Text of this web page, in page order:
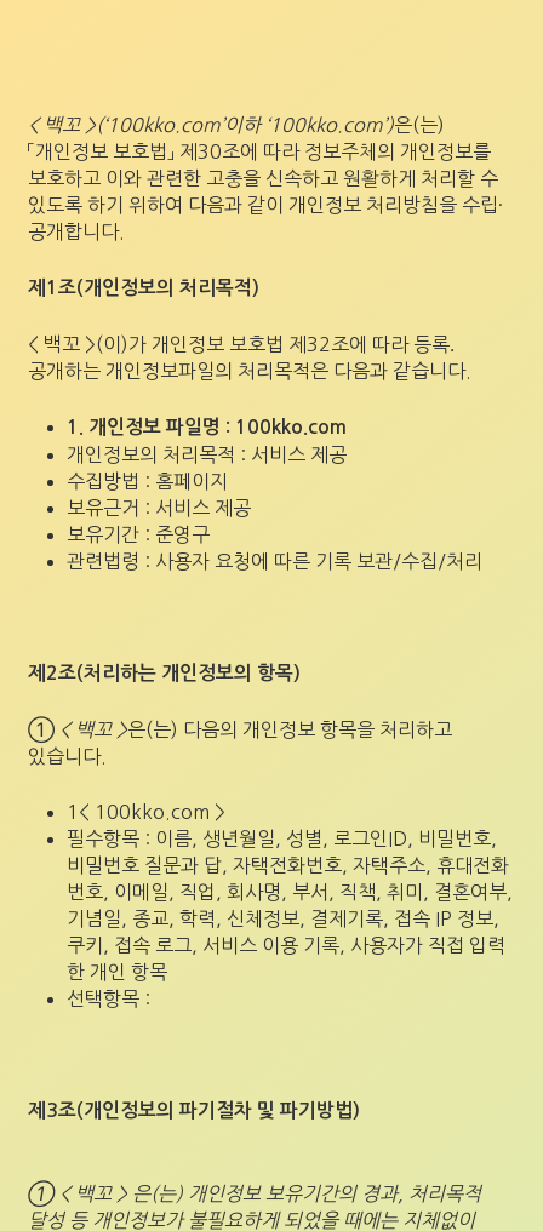
< 백꼬 >(‘100kko.com’이하 ‘100kko.com’)은(는)
「개인정보 보호법」 제30조에 따라 정보주체의 개인정보를
보호하고 이와 관련한 고충을 신속하고 원활하게 처리할 수
있도록 하기 위하여 다음과 같이 개인정보 처리방침을 수립·
공개합니다.
제1조(개인정보의 처리목적)
< 백꼬 >(이)가 개인정보 보호법 제32조에 따라 등록․
공개하는 개인정보파일의 처리목적은 다음과 같습니다.
1. 개인정보 파일명 : 100kko.com
개인정보의 처리목적 : 서비스 제공
수집방법 : 홈페이지
보유근거 : 서비스 제공
보유기간 : 준영구
관련법령 : 사용자 요청에 따른 기록 보관/수집/처리
제2조(처리하는 개인정보의 항목)
① < 백꼬 >은(는) 다음의 개인정보 항목을 처리하고
있습니다.
1< 100kko.com >
필수항목 : 이름, 생년월일, 성별, 로그인ID, 비밀번호,
비밀번호 질문과 답, 자택전화번호, 자택주소, 휴대전화
번호, 이메일, 직업, 회사명, 부서, 직책, 취미, 결혼여부,
기념일, 종교, 학력, 신체정보, 결제기록, 접속 IP 정보,
쿠키, 접속 로그, 서비스 이용 기록, 사용자가 직접 입력
한 개인 항목
선택항목 :
제3조(개인정보의 파기절차 및 파기방법)
① < 백꼬 > 은(는) 개인정보 보유기간의 경과, 처리목적
달성 등 개인정보가 불필요하게 되었을 때에는 지체없이